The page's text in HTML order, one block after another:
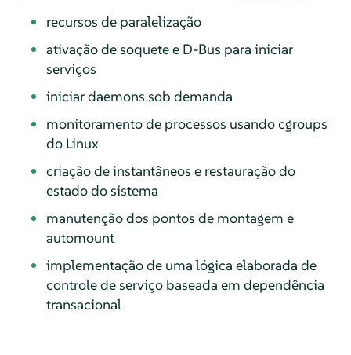
recursos de paralelização
ativação de soquete e D-Bus para iniciar
serviços
iniciar daemons sob demanda
monitoramento de processos usando cgroups
do Linux
criação de instantâneos e restauração do
estado do sistema
manutenção dos pontos de montagem e
automount
implementação de uma lógica elaborada de
controle de serviço baseada em dependência
transacional